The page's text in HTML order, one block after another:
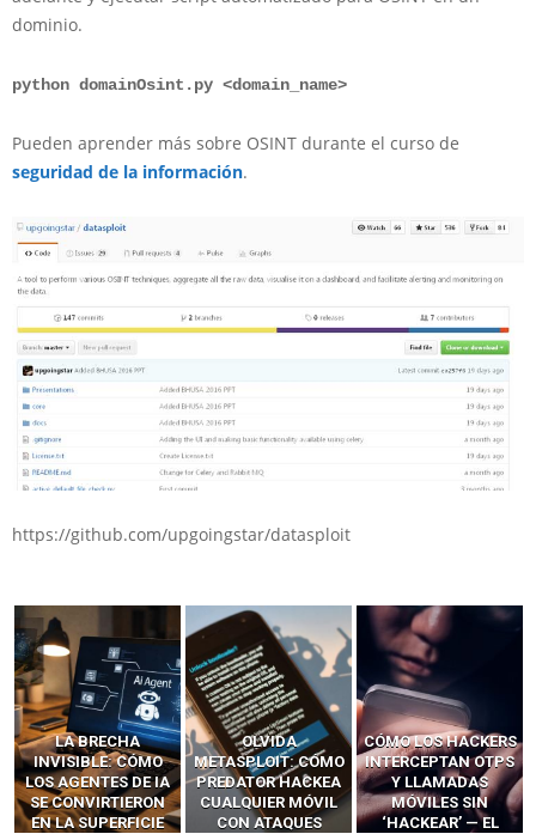
dominio.
python domainOsint.py <domain_name>
Pueden aprender más sobre OSINT durante el curso de
seguridad de la información.
https://github.com/upgoingstar/datasploit
LA BRECHA
INVISIBLE: CÓMO
LOS AGENTES DE IA
SE CONVIRTIERON
EN LA SUPERFICIE
OLVIDA
METASPLOIT: CÓMO
PREDATOR HACKEA
CUALQUIER MÓVIL
CON ATAQUES
CÓMO LOS HACKERS
INTERCEPTAN OTPS
Y LLAMADAS
MÓVILES SIN
‘HACKEAR’ — EL